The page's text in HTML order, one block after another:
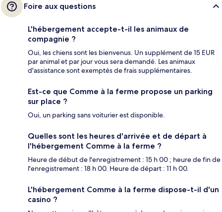
Foire aux questions
L'hébergement accepte-t-il les animaux de
compagnie ?
Oui, les chiens sont les bienvenus. Un supplément de 15 EUR
par animal et par jour vous sera demandé. Les animaux
d'assistance sont exemptés de frais supplémentaires.
Est-ce que Comme à la ferme propose un parking
sur place ?
Oui, un parking sans voiturier est disponible.
Quelles sont les heures d'arrivée et de départ à
l'hébergement Comme à la ferme ?
Heure de début de l'enregistrement : 15 h 00 ; heure de fin de
l'enregistrement : 18 h 00. Heure de départ : 11 h 00.
L'hébergement Comme à la ferme dispose-t-il d'un
casino ?